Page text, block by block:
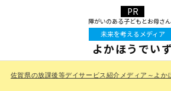
障がいのある⼦どもとお⺟さ
未来を考えるメディア
よかほうでいず
佐賀県の放課後等デイサービス紹介メディア～よか